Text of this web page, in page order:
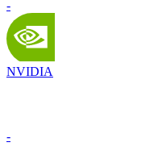
-
NVIDIA
-